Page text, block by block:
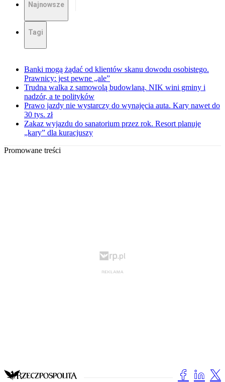
Najnowsze
Tagi
Banki mogą żądać od klientów skanu dowodu osobistego.
Prawnicy: jest pewne „ale”
Trudna walka z samowolą budowlaną. NIK wini gminy i
nadzór, a te polityków
Prawo jazdy nie wystarczy do wynajęcia auta. Kary nawet do
30 tys. zł
Zakaz wyjazdu do sanatorium przez rok. Resort planuje
„kary” dla kuracjuszy
Promowane treści